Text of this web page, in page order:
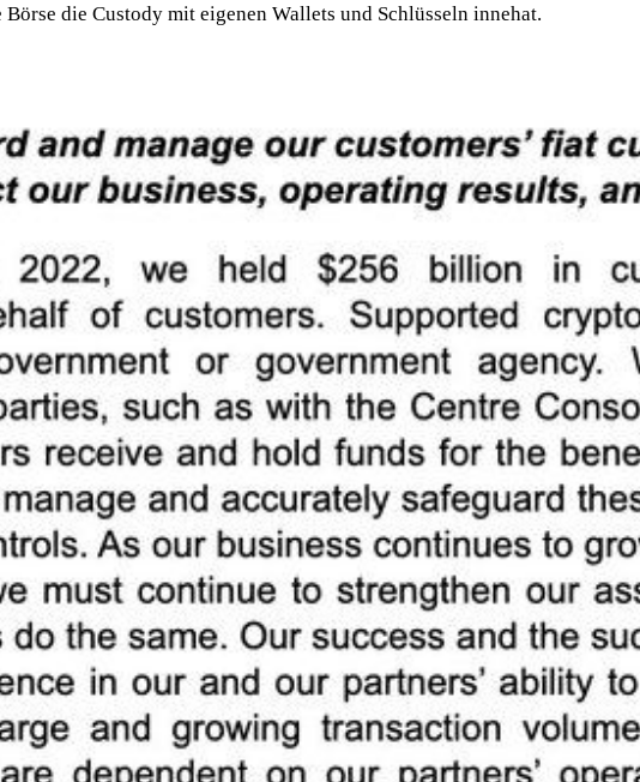
die Custody mit eigenen Wallets und Schlüsseln innehat.